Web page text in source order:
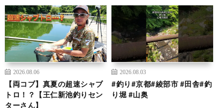
2026.08.06
【両コブ】真夏の超速シャブ
トロ！？【王仁新池釣りセン
ターさん】
2026.08.03
#釣り#京都#綾部市 #田舎#釣
り堀 #山奥